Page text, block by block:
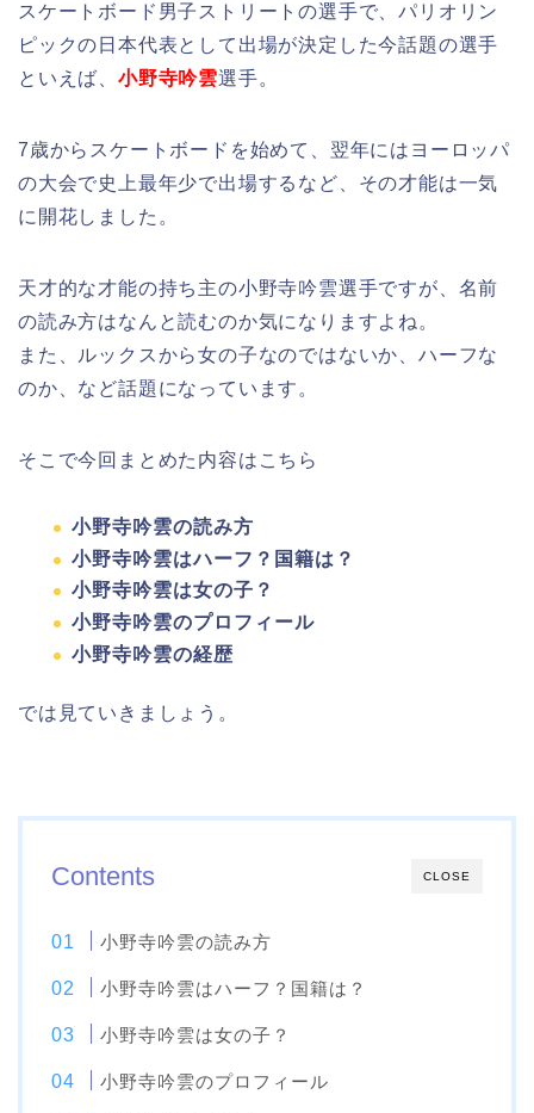
スケートボード男子ストリートの選手で、パリオリン
ピックの日本代表として出場が決定した今話題の選手
といえば、 小野寺吟雲選手。
7歳からスケートボードを始めて、翌年にはヨーロッパ
の大会で史上最年少で出場するなど、その才能は一気
に開花しました。
天才的な才能の持ち主の小野寺吟雲選手ですが、名前
の読み方はなんと読むのか気になりますよね。
また、ルックスから女の子なのではないか、ハーフな
のか、など話題になっています。
そこで今回まとめた内容はこちら
小野寺吟雲の読み方
小野寺吟雲はハーフ？国籍は？
小野寺吟雲は女の子？
小野寺吟雲のプロフィール
小野寺吟雲の経歴
では見ていきましょう。
CLOSE
Contents
小野寺吟雲の読み方
小野寺吟雲はハーフ？国籍は？
小野寺吟雲は女の子？
小野寺吟雲のプロフィール